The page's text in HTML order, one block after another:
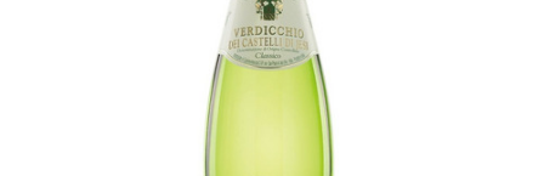
合、在庫があり価格が同様の場合は自動的に次のヴィンテージに変更されます、ご